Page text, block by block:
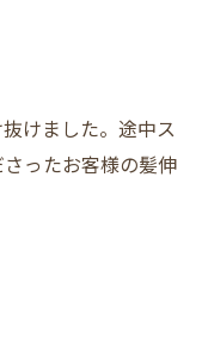
けました。途中ス
ったお客様の髪伸